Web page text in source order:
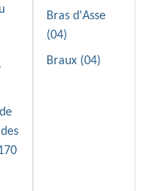
Bras d'Asse
(04)
Braux (04)